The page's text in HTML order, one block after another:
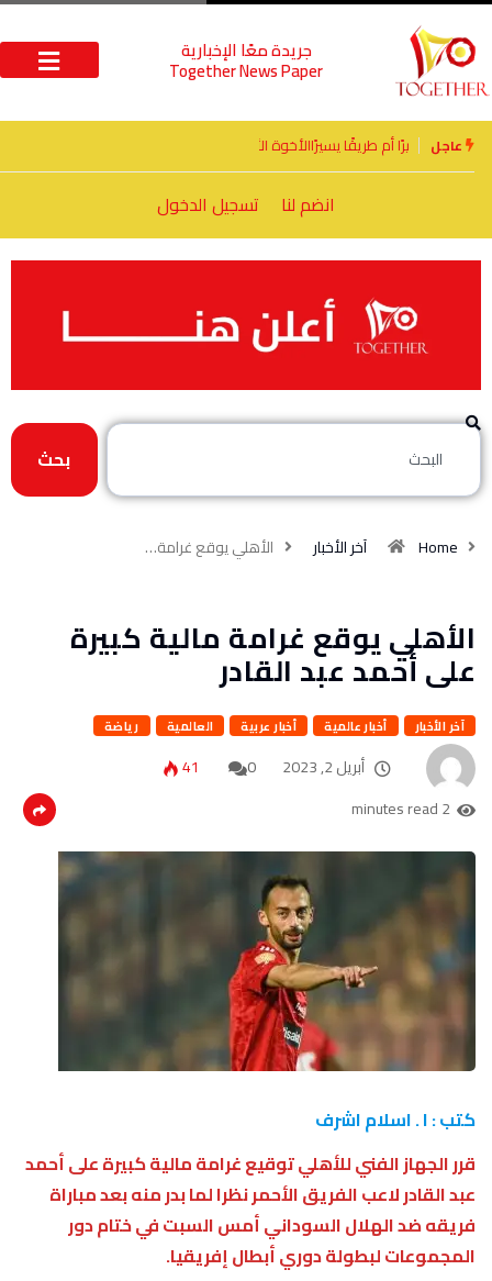
جريدة معًا الإخبارية
Together News Paper
عاجل الأخوة الأعداء وحتمًا لابد من لقاء
انضم لنا تسجيل الدخول
بحث
Home آخر الأخبار الأهلي يوقع غرامة…
الأهلي يوقع غرامة مالية كبيرة
على أحمد عبد القادر
آخر الأخبار أخبار عالمية أخبار عربية العالمية رياضة
أبريل 2, 2023 0
41
2 minutes read
كتب : ا . اسلام اشرف
قرر الجهاز الفني للأهلي توقيع غرامة مالية كبيرة على أحمد
عبد القادر لاعب الفريق الأحمر نظرا لما بدر منه بعد مباراة
فريقه ضد الهلال السوداني أمس السبت في ختام دور
المجموعات لبطولة دوري أبطال إفريقيا.